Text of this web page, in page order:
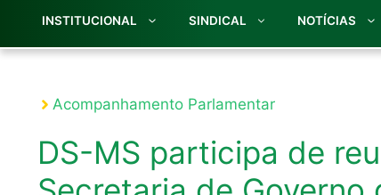
INSTITUCIONAL SINDICAL NOTÍCIAS
Acompanhamento Parlamentar
DS-MS participa de